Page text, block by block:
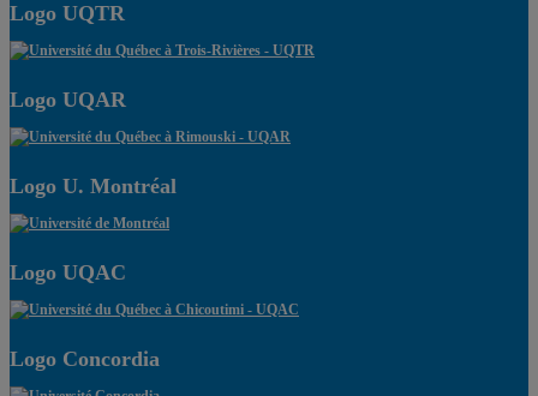
Logo UQTR
Logo UQAR
Logo U. Montréal
Logo UQAC
Logo Concordia